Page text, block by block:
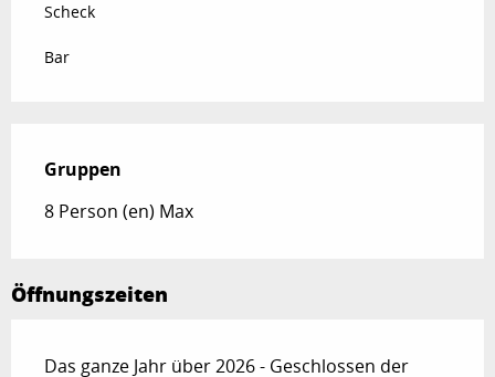
Scheck
Bar
Gruppen
Gruppen
8 Person (en) Max
Öffnungszeiten
Das ganze Jahr über 2026 - Geschlossen der